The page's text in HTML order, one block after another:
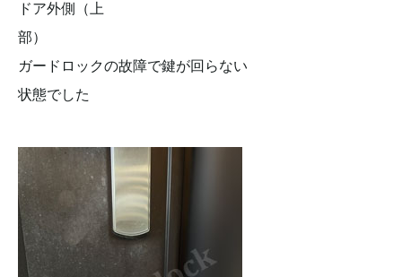
ドア外側（上
部）
ガードロックの故障で鍵が回らない
状態でした